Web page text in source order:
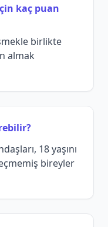
kaç puan
birlikte
almak
18 yaşını
bireyler